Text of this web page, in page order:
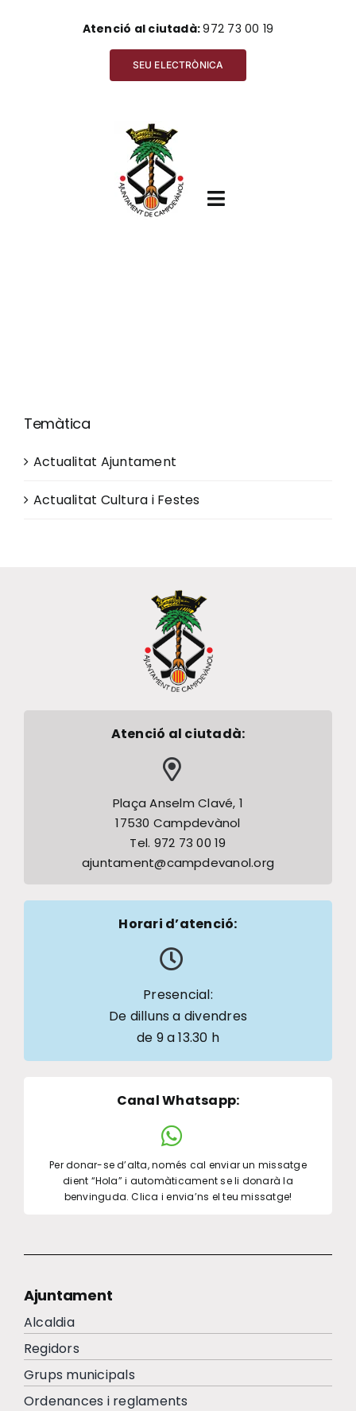
Atenció al ciutadà:972 73 00 19
SEU ELECTRÒNICA
Toggle
Municipi
Temàtica
Actualitat Ajuntament
Actualitat Cultura i Festes
Atenció al ciutadà:
Plaça Anselm Clavé, 1
17530 Campdevànol
Tel. 972 73 00 19
ajuntament@campdevanol.org
Horari d’atenció:
Presencial:
De dilluns a divendres
de 9 a 13.30 h
Canal Whatsapp:
Per donar-se d’alta, només cal enviar un missatge
dient “Hola” i automàticament se li donarà la
benvinguda. Clica i envia’ns el teu missatge!
Ajuntament
Alcaldia
Regidors
Grups municipals
Ordenances i reglaments